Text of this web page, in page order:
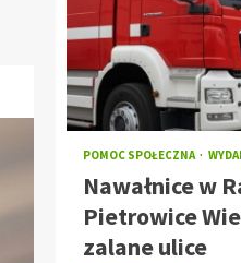
POMOC SPOŁECZNA
Nawałnice w
Pietrowice
zalane ulice